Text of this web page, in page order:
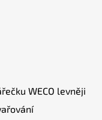
WECO levněji